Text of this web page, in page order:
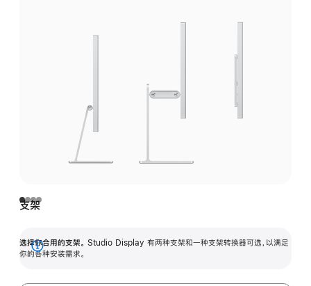
支架
选择你合用的支架。 Studio Display 有两种支架和一种支架转换器可选，以满足
你的各种安装需求。
展